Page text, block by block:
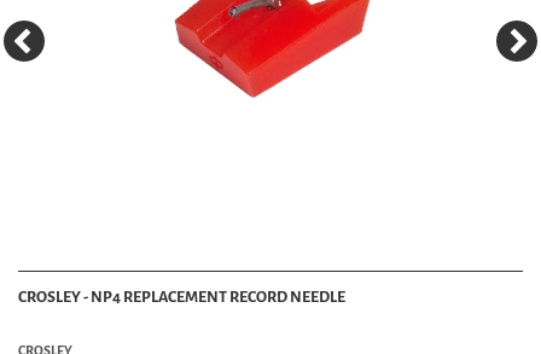
CROSLEY - NP4 REPLACEMENT RECORD NEEDLE